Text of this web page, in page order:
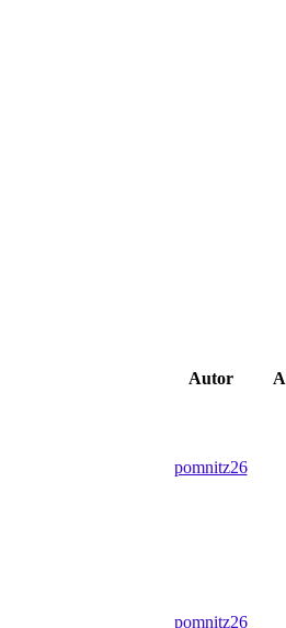
Autor
pomnitz26
pomnitz26